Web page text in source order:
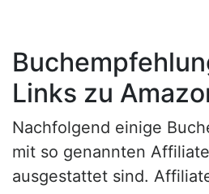
Links zu
Nachfolgend einige
mit so genannten
ausgestattet sind.